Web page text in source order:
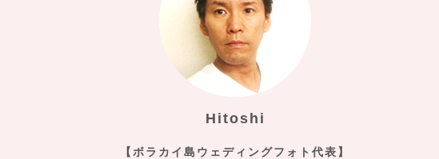
Hitoshi
【ボラカイ島ウェディングフォト代表】